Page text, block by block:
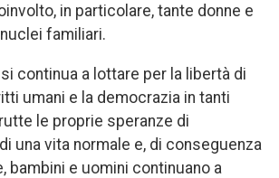
in particolare, tante donne e
familiari.
continua a lottare per la libertà di
umani e la democrazia in tanti
le proprie speranze di
una vita normale e, di conseguenza
bambini e uomini continuano a